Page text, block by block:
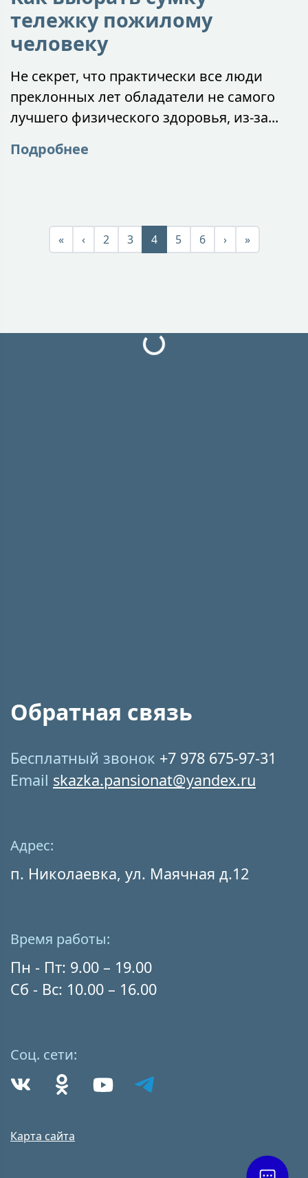
тележку пожилому
человеку
Не секрет, что практически все люди
преклонных лет обладатели не самого
лучшего физического здоровья, из-за...
Подробнее
« ‹ 2 3 4 5 6 › »
Обратная связь
Бесплатный звонок +7 978 675-97-31
Email skazka.pansionat@yandex.ru
Адрес:
п. Николаевка, ул. Маячная д.12
Время работы:
Пн - Пт: 9.00 – 19.00
Сб - Вс: 10.00 – 16.00
Соц. сети:
Карта сайта